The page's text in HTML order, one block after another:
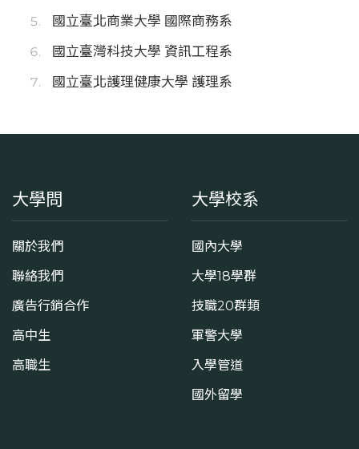
國立臺北商業大學 國際商務系
國立臺灣科技大學 資訊工程系
國立臺北護理健康大學 護理系
大學問
關於我們
聯絡我們
廣告行銷合作
高中生
高職生
大學校系
國內大學
大學18學群
技職20群類
軍警大學
入學管道
國外留學